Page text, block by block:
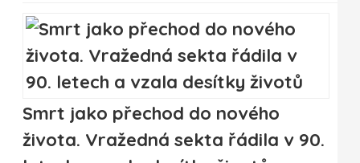
Smrt jako přechod do nového
života. Vražedná sekta řádila v 90.